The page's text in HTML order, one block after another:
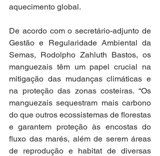
aquecimento global.
De acordo com o secretário-adjunto de
Gestão e Regularidade Ambiental da
Semas, Rodolpho Zahluth Bastos, os
manguezais têm um papel crucial na
mitigação das mudanças climáticas e
na proteção das zonas costeiras. “Os
manguezais sequestram mais carbono
do que outros ecossistemas de florestas
e garantem proteção às encostas do
fluxo das marés, além de serem áreas
de reprodução e habitat de diversas